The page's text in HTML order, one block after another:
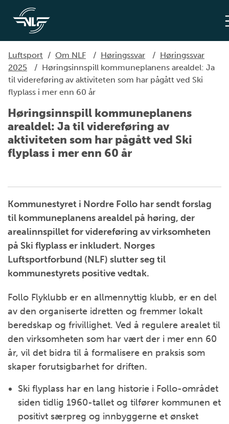
Luftsport / Om NLF / Høringssvar / Høringssvar
2025
/ Høringsinnspill kommuneplanens arealdel: Ja
til videreføring av aktiviteten som har pågått ved Ski
flyplass i mer enn 60 år
Høringsinnspill kommuneplanens
arealdel: Ja til videreføring av
aktiviteten som har pågått ved Ski
flyplass i mer enn 60 år
Kommunestyret i Nordre Follo har sendt forslag
til kommuneplanens arealdel på høring, der
arealinnspillet for videreføring av virksomheten
på Ski flyplass er inkludert. Norges
Luftsportforbund (NLF) slutter seg til
kommunestyrets positive vedtak.
Follo Flyklubb er en allmennyttig klubb, er en del
av den organiserte idretten og fremmer lokalt
beredskap og frivillighet. Ved å regulere arealet til
den virksomheten som har vært der i mer enn 60
år, vil det bidra til å formalisere en praksis som
skaper forutsigbarhet for driften.
Ski flyplass har en lang historie i Follo-området
siden tidlig 1960-tallet og tilfører kommunen et
positivt særpreg og innbyggerne et ønsket